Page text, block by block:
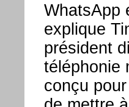
WhatsApp
explique
président
téléphonie
conçu